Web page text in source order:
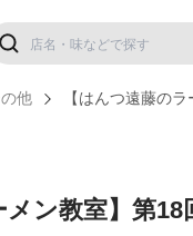
他 【はんつ遠藤の
メン教室】第